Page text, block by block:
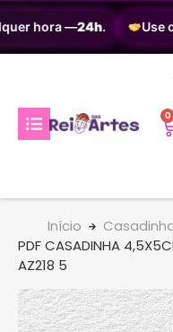
hora —24h. Use o
0
Início
PDF CASADINHA
AZ218 5